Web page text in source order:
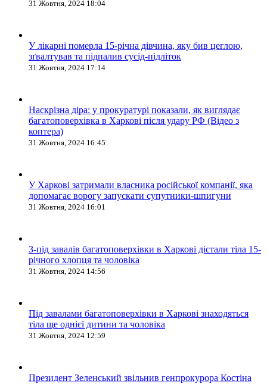
31 Жовтня, 2024 18:04
У лікарні померла 15-річна дівчина, яку бив цеглою,
зґвалтував та підпалив сусід-підліток
31 Жовтня, 2024 17:14
Наскрізна діра: у прокуратурі показали, як виглядає
багатоповерхівка в Харкові після удару РФ (Відео з
коптера)
31 Жовтня, 2024 16:45
У Харкові затримали власника російської компанії, яка
допомагає ворогу запускати супутники-шпигуни
31 Жовтня, 2024 16:01
З-під завалів багатоповерхівки в Харкові дістали тіла 15-
річного хлопця та чоловіка
31 Жовтня, 2024 14:56
Під завалами багатоповерхівки в Харкові знаходяться
тіла ще однієї дитини та чоловіка
31 Жовтня, 2024 12:59
Президент Зеленський звільнив генпрокурора Костіна